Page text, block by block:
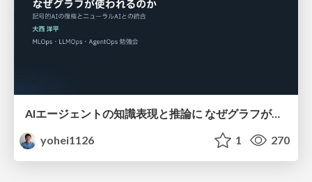
AIエージェントの知識表現と推論に なぜグラフが使われるのか - 記号的AIの復権とニューラルAIとの統合
yohei1126
1 270